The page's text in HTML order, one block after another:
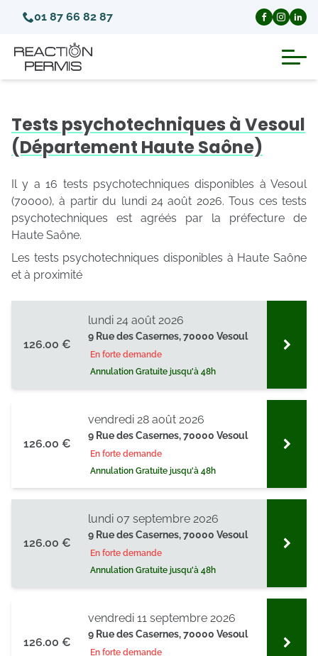
01 87 66 82 87
Invalidation du permis de conduire
Annulation du permis de conduire
Médecins agréés pour le permis
Visite médicale test psychotechnique
Tests psychotechniques à Vesoul
(Département Haute Saône)
Il y a 16 tests psychotechniques disponibles à Vesoul
(70000), à partir du lundi 24 août 2026. Tous ces tests
psychotechniques est agréés par la préfecture de
Haute Saône.
Les tests psychotechniques disponibles à Haute Saône
et à proximité
126.00 €
9 Rue des Casernes, 70000 Vesoul
En forte demande
Annulation Gratuite jusqu'à 48h
lundi 24 août 2026
126.00 €
9 Rue des Casernes, 70000 Vesoul
En forte demande
Annulation Gratuite jusqu'à 48h
vendredi 28 août 2026
126.00 €
9 Rue des Casernes, 70000 Vesoul
En forte demande
Annulation Gratuite jusqu'à 48h
lundi 07 septembre 2026
126.00 €
9 Rue des Casernes, 70000 Vesoul
En forte demande
vendredi 11 septembre 2026